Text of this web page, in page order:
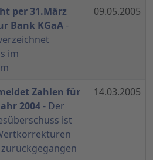
per 31.März
Bank KGaA -
im
09.05.2005
Zahlen für
2004- Der
ist
zurückgegangen
14.03.2005